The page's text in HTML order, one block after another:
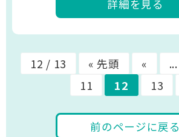
詳細を見る
12 / 13 « 先頭 « ...
11
12 13
前のページに戻る